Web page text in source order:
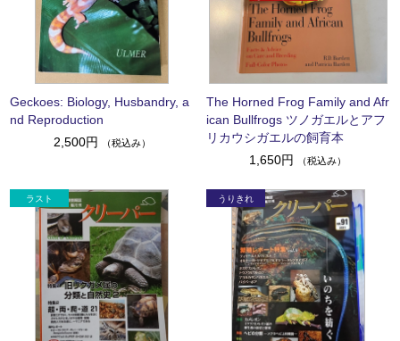
Geckoes: Biology, Husbandry, a
nd Reproduction
2,500円
（税込み）
The Horned Frog Family and Afr
ican Bullfrogs ツノガエルとアフ
リカウシガエルの飼育本
1,650円
（税込み）